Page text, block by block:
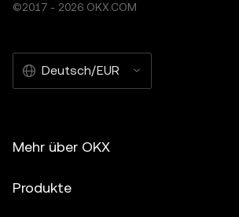
©2017 - 2026 OKX.COM
Deutsch/EUR
Mehr über OKX
Produkte